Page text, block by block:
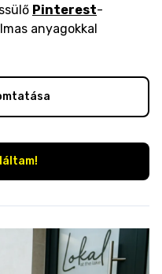
Pinterest-
anyagokkal